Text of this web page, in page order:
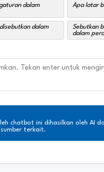
dalam
Apa latar
dalam
Sebutkan
dalam
chatbot ini dihasilkan oleh AI
terkait.